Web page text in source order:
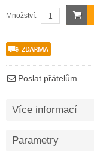
Množství:
Poslat přátelům
Více informací
Parametry